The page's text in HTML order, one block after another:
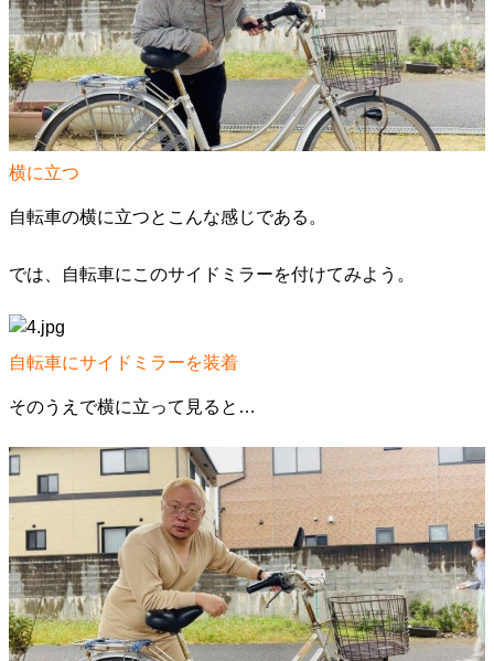
横に立つ
自転車の横に立つとこんな感じである。
では、自転車にこのサイドミラーを付けてみよう。
自転車にサイドミラーを装着
そのうえで横に立って見ると…